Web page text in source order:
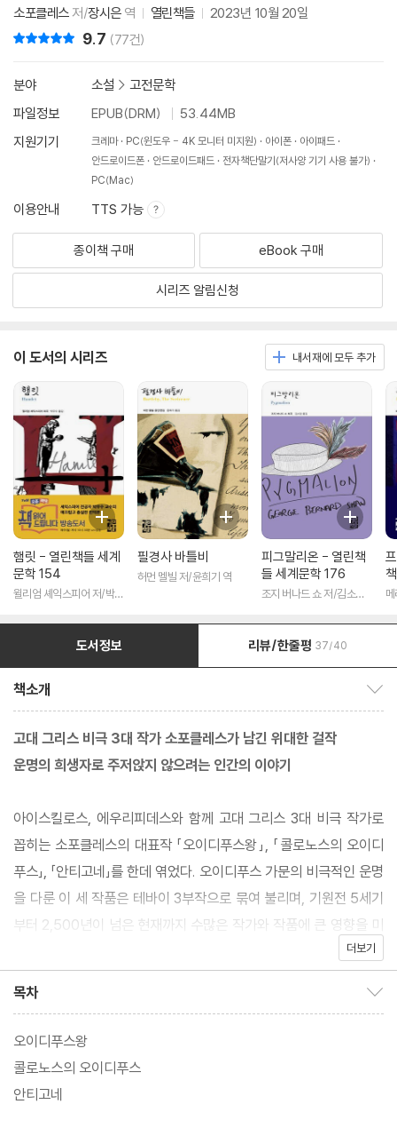
소포클레스저/장시은역 열린책들 2023년 10월 20일
9.7 (77건)
분야 소설 > 고전문학
파일정보
EPUB(DRM)
53.44MB
지원기기
크레마 PC(윈도우 - 4K 모니터 미지원) 아이폰
아이패드
안드로이드폰
안드로이드패드
전자책단말기(저사양 기기 사용 불가)
PC(Mac)
이용안내 TTS 가능
종이책 구매 eBook 구매
시리즈 알림신청
이 도서의 시리즈 내서재에 모두 추가
햄릿 - 열린책들 세계
문학 154
윌리엄 셰익스피어 저/박우
필경사 바틀비
허먼 멜빌 저/윤희기 역
피그말리온 - 열린책
들 세계문학 176
조지 버나드 쇼 저/김소임
도서정보 리뷰/한줄평 37/40
책소개
고대 그리스 비극 3대 작가 소포클레스가 남긴 위대한 걸작
운명의 희생자로 주저앉지 않으려는 인간의 이야기
아이스킬로스, 에우리피데스와 함께 고대 그리스 3대 비극 작가로
꼽히는 소포클레스의 대표작 「오이디푸스왕」, 「콜로노스의 오이디
푸스」, 「안티고네」를 한데 엮었다. 오이디푸스 가문의 비극적인 운명
을 다룬 이 세 작품은 테바이 3부작으로 묶여 불리며, 기원전 5세기
부터 2,500년이 넘은 현재까지 수많은 작가와 작품에 큰 영향을 미
쳤다. 오이디푸스는 결코 이길 수 없는 운명의 힘 앞에서 마지막 순
히지 않고 예정된 파멸의 길을 단호히 걸어가는 주체적인 영웅의 모
습을 보여 준다. 소포클레스는 오이디푸스 가문의 인물들을 통해 인
간성을 잃어 가는 현대 사회에 〈인간이란 어떤 존재여야 하는가〉에
대한 근원적인 질문을 던진다. 서양 고전학 연구자인 장시은의 번역
더보기
목차
오이디푸스왕
콜로노스의 오이디푸스
안티고네